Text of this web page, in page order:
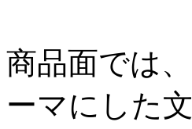
商品面では
ーマにした